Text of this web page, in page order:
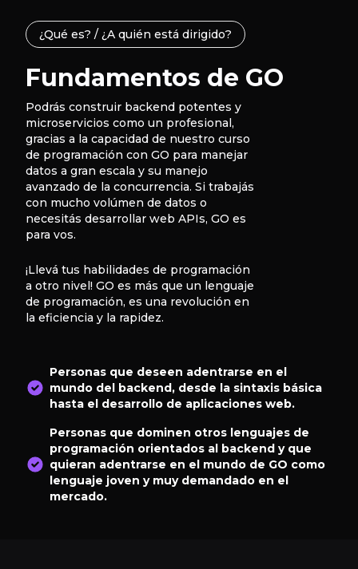
¿Qué es? / ¿A quién está dirigido?
Fundamentos de GO
Podrás construir backend potentes y
microservicios como un profesional,
gracias a la capacidad de nuestro curso
de programación con GO para manejar
datos a gran escala y su manejo
avanzado de la concurrencia. Si trabajás
con mucho volúmen de datos o
necesitás desarrollar web APIs, GO es
para vos.
¡Llevá tus habilidades de programación
a otro nivel! GO es más que un lenguaje
de programación, es una revolución en
la eficiencia y la rapidez.
Personas que deseen adentrarse en el
mundo del backend, desde la sintaxis básica
hasta el desarrollo de aplicaciones web.
Personas que dominen otros lenguajes de
programación orientados al backend y que
quieran adentrarse en el mundo de GO como
lenguaje joven y muy demandado en el
mercado.